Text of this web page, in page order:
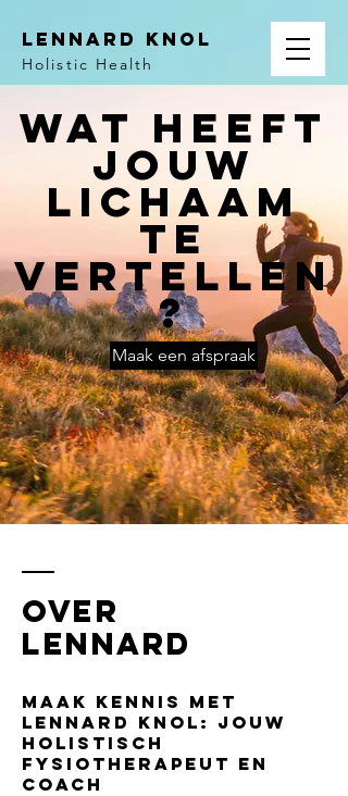
Lennard Knol
Holistic Health
Wat heeft
jouw
lichaam
te
vertellen
?
Maak een afspraak
Over
Lennard
Maak Kennis met
Lennard Knol: Jouw
Holistisch
Fysiotherapeut en
Coach